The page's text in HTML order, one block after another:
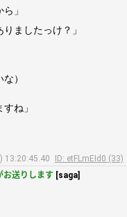
」
ましたっけ？」
）
ね」
13:20:45.40
ID: etFLmEId0 (33)
お送りします [saga]